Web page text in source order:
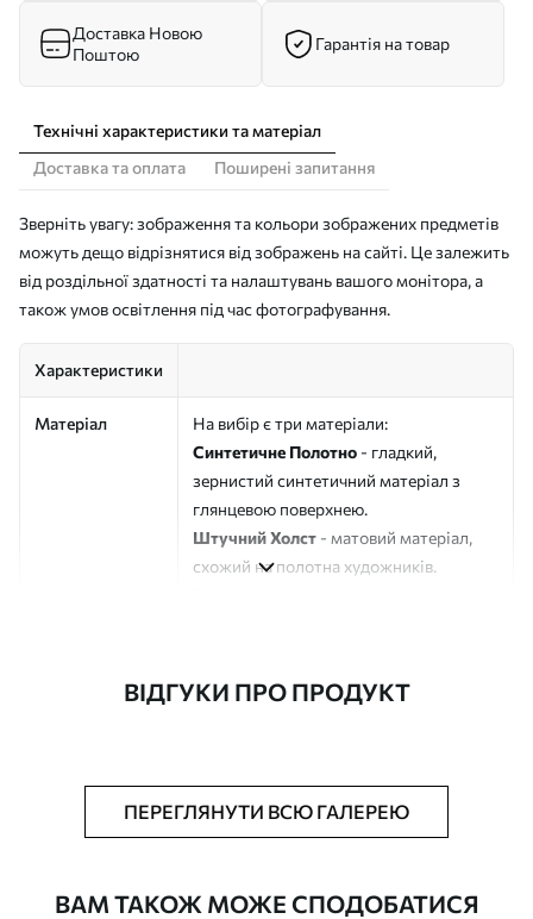
Доставка Новою
Поштою
Гарантія на товар
Технічні характеристики та матеріал
Доставка та оплата
Поширені запитання
Зверніть увагу: зображення та кольори зображених предметів
можуть дещо відрізнятися від зображень на сайті. Це залежить
від роздільної здатності та налаштувань вашого монітора, а
також умов освітлення під час фотографування.
Характеристики
Матеріал
На вибір є три матеріали:
Синтетичне Полотно - гладкий,
зернистий синтетичний матеріал з
глянцевою поверхнею.
Штучний Холст - матовий матеріал,
схожий на полотна художників.
Додатково Можна додати лакове покриття.
ВІДГУКИ ПРО ПРОДУКТ
ПЕРЕГЛЯНУТИ ВСЮ ГАЛЕРЕЮ
ВАМ ТАКОЖ МОЖЕ СПОДОБАТИСЯ